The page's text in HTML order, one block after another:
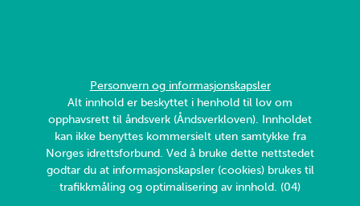
Personvern og informasjonskapsler
Alt innhold er beskyttet i henhold til lov om
opphavsrett til åndsverk (Åndsverkloven). Innholdet
kan ikke benyttes kommersielt uten samtykke fra
Norges idrettsforbund. Ved å bruke dette nettstedet
godtar du at informasjonskapsler (cookies) brukes til
trafikkmåling og optimalisering av innhold. (04)